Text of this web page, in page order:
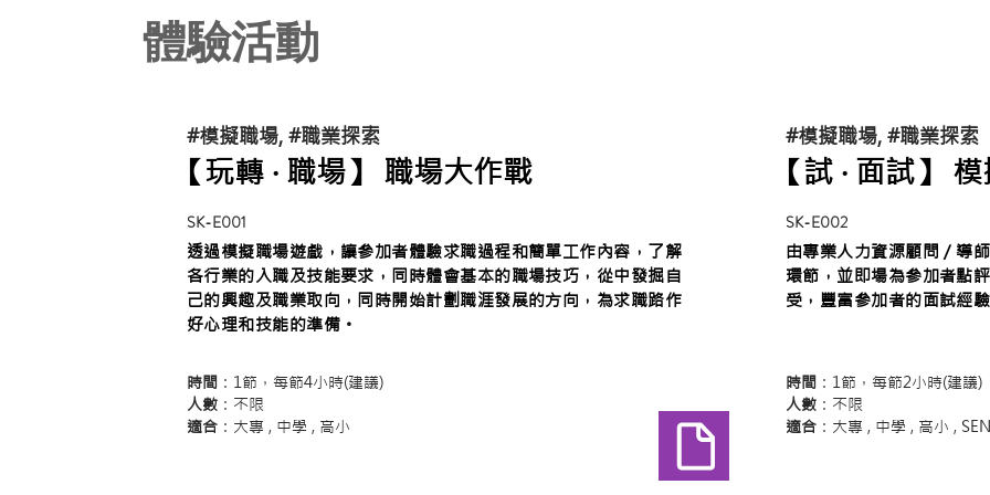
體驗活動
#模擬職場, #職業探索
【玩轉 ‧ 職場】 職場大作戰
SK-E001
透過模擬職場遊戲，讓參加者體驗求職過程和簡單工作內容，了解
各行業的入職及技能要求，同時體會基本的職場技巧，從中發掘自
己的興趣及職業取向，同時開始計劃職涯發展的方向，為求職路作
好心理和技能的準備。
時間 ：1節，每節4小時(建議)
人數 ：不限
適合 ：大專 , 中學 , 高小
#模擬職場, #職業探索
【試 ‧ 面試】
SK-E002
由專業人力資源顧問 / 導
環節，並即場為參加者點
受，豐富參加者的面試經
時間 ：1節，每節2小時(建議)
人數 ：不限
適合 ：大專 , 中學 , 高小 ,